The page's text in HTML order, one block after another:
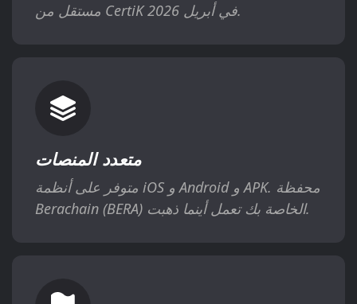
مستقل من CertiK في أبريل 2026.
متعدد المنصات
متوفر على أنظمة iOS و Android و APK. محفظة
Berachain (BERA) الخاصة بك تعمل أينما ذهبت.